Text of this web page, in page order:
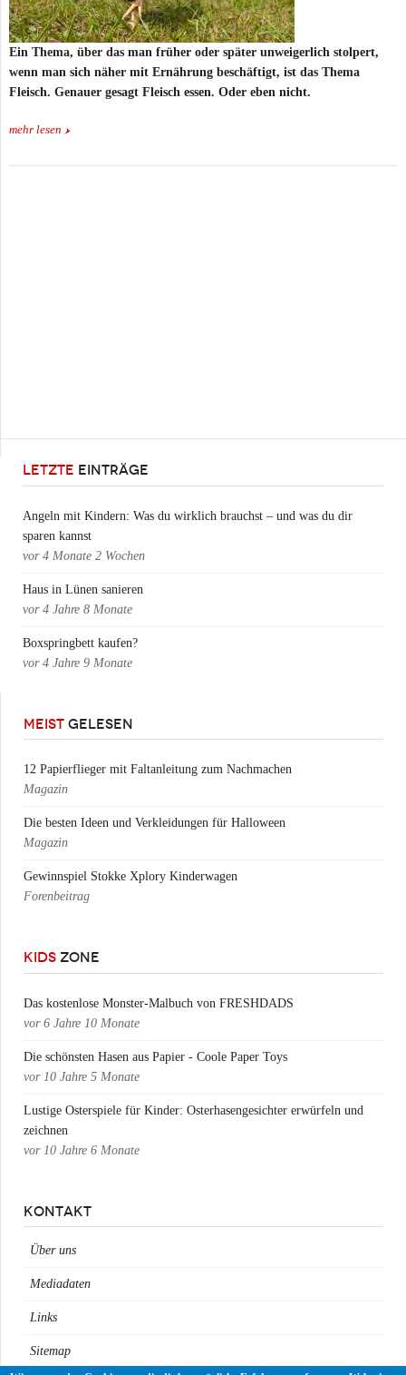
Ein Thema, über das man früher oder später unweigerlich stolpert,
wenn man sich näher mit Ernährung beschäftigt, ist das Thema
Fleisch. Genauer gesagt Fleisch essen. Oder eben nicht.
mehr lesen
LETZTE EINTRÄGE
Angeln mit Kindern: Was du wirklich brauchst – und was du dir
sparen kannst
vor 4 Monate 2 Wochen
Haus in Lünen sanieren
vor 4 Jahre 8 Monate
Boxspringbett kaufen?
vor 4 Jahre 9 Monate
MEIST GELESEN
12 Papierflieger mit Faltanleitung zum Nachmachen
Magazin
Die besten Ideen und Verkleidungen für Halloween
Magazin
Gewinnspiel Stokke Xplory Kinderwagen
Forenbeitrag
KIDS ZONE
Das kostenlose Monster-Malbuch von FRESHDADS
vor 6 Jahre 10 Monate
Die schönsten Hasen aus Papier - Coole Paper Toys
vor 10 Jahre 5 Monate
Lustige Osterspiele für Kinder: Osterhasengesichter erwürfeln und
zeichnen
vor 10 Jahre 6 Monate
KONTAKT
Über uns
Mediadaten
Links
Sitemap